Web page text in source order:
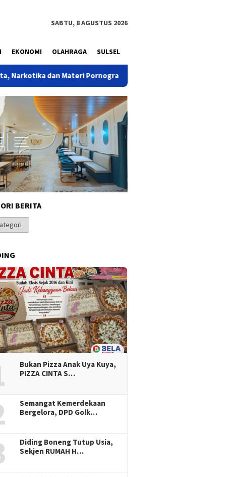
SABTU, 8 AGUSTUS 2026
EKONOMI OLAHRAGA SULSEL
Pornografi di Sekolah Jaksel
BERITA
Bukan Pizza Anak Uya Kuya,
PIZZA CINTA S…
Semangat Kemerdekaan
Bergelora, DPD Golk…
Diding Boneng Tutup Usia,
Sekjen RUMAH H…